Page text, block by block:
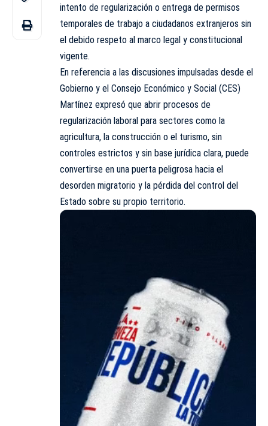
intento de regularización o entrega de permisos
temporales de trabajo a ciudadanos extranjeros sin
el debido respeto al marco legal y constitucional
vigente.
En referencia a las discusiones impulsadas desde el
Gobierno y el Consejo Económico y Social (CES)
Martínez expresó que abrir procesos de
regularización laboral para sectores como la
agricultura, la construcción o el turismo, sin
controles estrictos y sin base jurídica clara, puede
convertirse en una puerta peligrosa hacia el
desorden migratorio y la pérdida del control del
Estado sobre su propio territorio.